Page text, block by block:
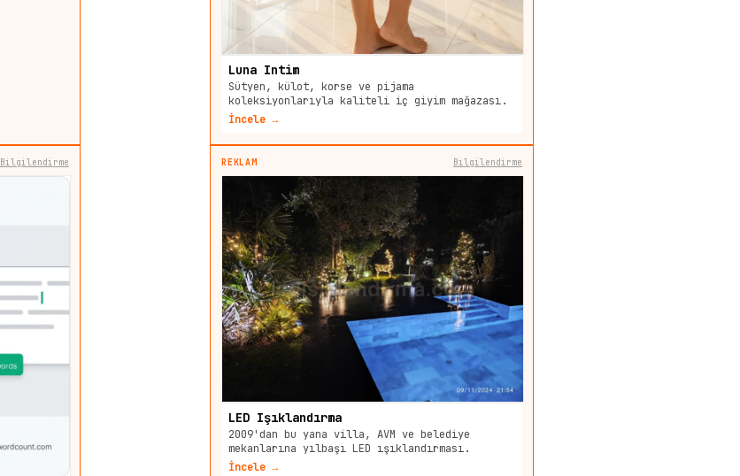
Luna Intim
Sütyen, külot, korse ve pijama
koleksiyonlarıyla kaliteli iç giyim mağazası.
İncele →
Bilgilendirme REKLAM Bilgilendirme
LED Işıklandırma
2009'dan bu yana villa, AVM ve belediye
mekanlarına yılbaşı LED ışıklandırması.
İncele →